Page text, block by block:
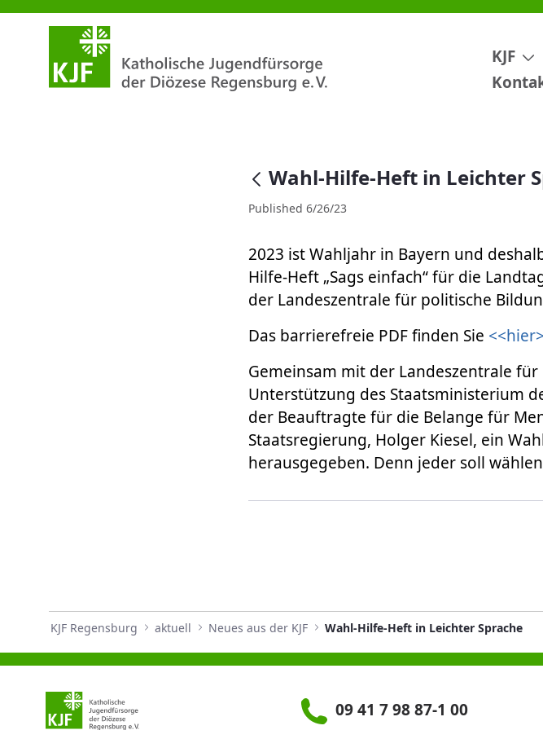
Wahl-Hilfe-Heft in Leichter Sprache
KJF
null
Wahl-Hilfe-Heft in Leichter
Published 6/26/23
2023 ist Wahljahr in Bayern und
Hilfe-Heft „Sags einfach“ für die
der Landeszentrale für politische
Das barrierefreie PDF finden Sie
Gemeinsam mit der Landeszentrale
Unterstützung des Staatsministerium
der Beauftragte für die Belange für
Staatsregierung, Holger Kiesel, ein
herausgegeben. Denn jeder soll
KJF Regensburg aktuell Neues aus der KJF Wahl-Hilfe-Heft in Leichter Sprache
09 41 7 98 87-1 00